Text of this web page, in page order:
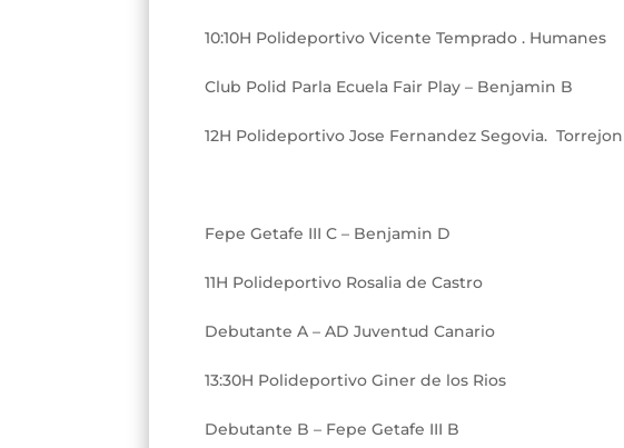
10:10H Polideportivo Vicente Temprado . Humanes
Club Polid Parla Ecuela Fair Play – Benjamin B
12H Polideportivo Jose Fernandez Segovia.
Fepe Getafe III C – Benjamin D
11H Polideportivo Rosalia de Castro
Debutante A – AD Juventud Canario
13:30H Polideportivo Giner de los Rios
Debutante B – Fepe Getafe III B